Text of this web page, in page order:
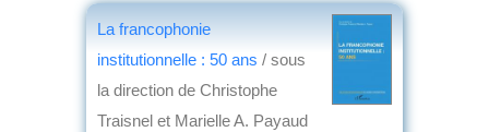
La francophonie
institutionnelle : 50 ans / sous
la direction de Christophe
Traisnel et Marielle A. Payaud